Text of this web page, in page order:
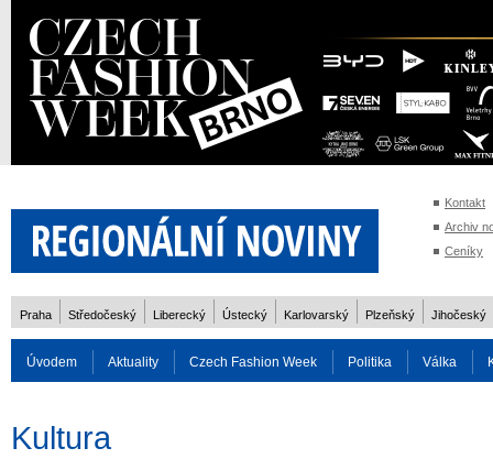
Kontakt
Archiv
Ceníky
Praha Středočeský Liberecký Ústecký Karlovarský Plzeňský Jihočeský
Úvodem Aktuality Czech Fashion Week Politika Válka
Kultura